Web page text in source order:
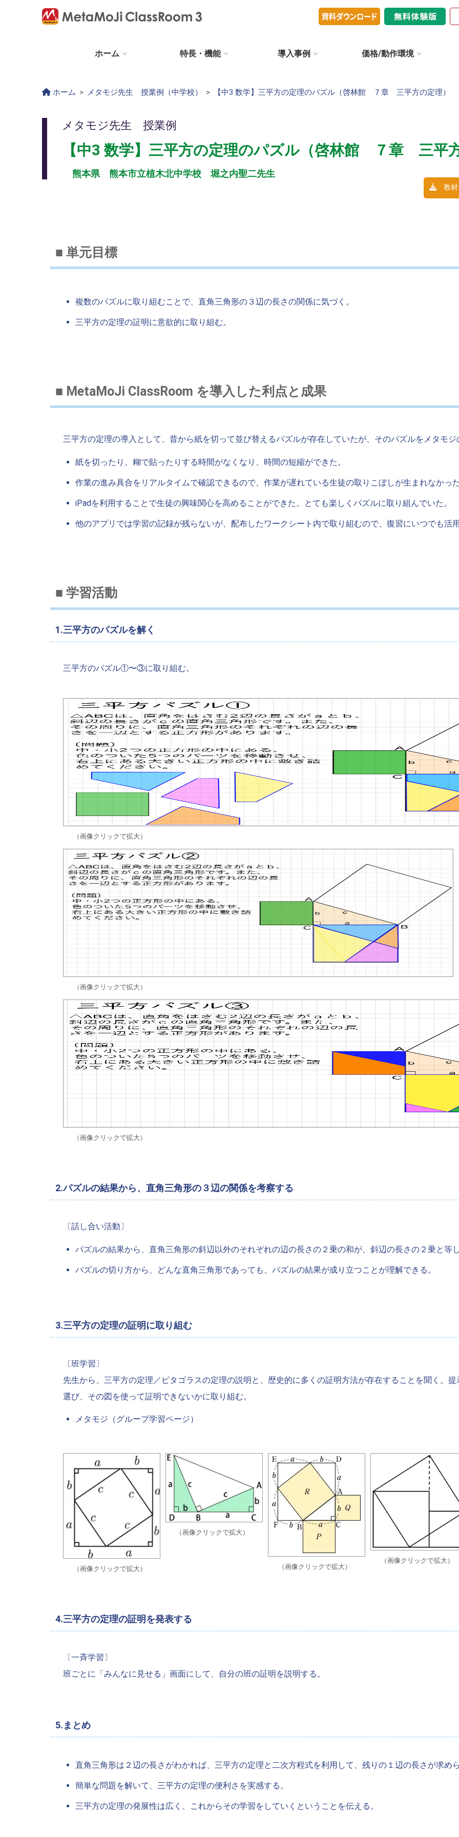
ホーム 特長・機能 導入事例 価格/動作環境
ホーム メタモジ先生 授業例（中学校） 【中3 数学】三平方の定理のパズル（啓林館 ７章 三平方の定理）
メタモジ先生 授業例
【中3 数学】三平方の定理のパズル（啓林館 ７章 三平方
熊本県 熊本市立植木北中学校 堀之内聖二先生
教材
■ 単元目標
複数のパズルに取り組むことで、直角三角形の３辺の長さの関係に気づく。
三平方の定理の証明に意欲的に取り組む。
■ MetaMoJi ClassRoom を導入した利点と成果
三平方の定理の導入として、昔から紙を切って並び替えるパズルが存在していたが、そのパズルをメタモジ
紙を切ったり、糊で貼ったりする時間がなくなり、時間の短縮ができた。
作業の進み具合をリアルタイムで確認できるので、作業が遅れている生徒の取りこぼしが生まれなかった
iPadを利用することで生徒の興味関心を高めることができた。とても楽しくパズルに取り組んでいた。
他のアプリでは学習の記録が残らないが、配布したワークシート内で取り組むので、復習にいつでも活用
■ 学習活動
1.三平方のパズルを解く
三平方のパズル①〜③に取り組む。
（画像クリックで拡大）
（画像クリックで拡大）
（画像クリックで拡大）
2.パズルの結果から、直角三角形の３辺の関係を考察する
〔話し合い活動〕
パズルの結果から、直角三角形の斜辺以外のそれぞれの辺の長さの２乗の和が、斜辺の長さの２乗と等
パズルの切り方から、どんな直角三角形であっても、パズルの結果が成り立つことが理解できる。
3.三平方の定理の証明に取り組む
〔班学習〕
先生から、三平方の定理／ピタゴラスの定理の説明と、歴史的に多くの証明方法が存在することを聞く。
選び、その図を使って証明できないかに取り組む。
メタモジ（グループ学習ページ）
（画像クリックで拡大）
（画像クリックで拡大）
（画像クリックで拡大）
（画像クリックで拡大）
4.三平方の定理の証明を発表する
〔一斉学習〕
班ごとに「みんなに見せる」画面にして、自分の班の証明を説明する。
5.まとめ
直角三角形は２辺の長さがわかれば、三平方の定理と二次方程式を利用して、残りの１辺の長さが求め
簡単な問題を解いて、三平方の定理の便利さを実感する。
三平方の定理の発展性は広く、これからその学習をしていくということを伝える。